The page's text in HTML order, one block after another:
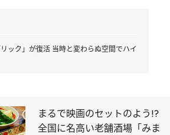
ック」が復活 当時と変わらぬ空間でハイ
まるで映画のセットのよう!?
全国に名高い老舗酒場「みま